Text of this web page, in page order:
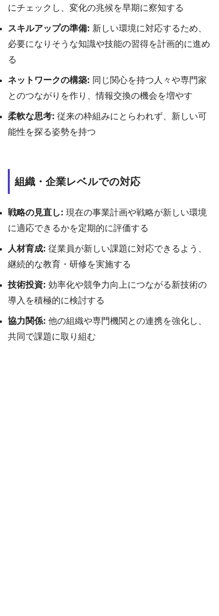
にチェックし、変化の兆候を早期に察知する
スキルアップの準備: 新しい環境に対応するため、
必要になりそうな知識や技能の習得を計画的に進め
る
ネットワークの構築: 同じ関心を持つ人々や専門家
とのつながりを作り、情報交換の機会を増やす
柔軟な思考: 従来の枠組みにとらわれず、新しい可
能性を探る姿勢を持つ
組織・企業レベルでの対応
戦略の見直し: 現在の事業計画や戦略が新しい環境
に適応できるかを定期的に評価する
人材育成: 従業員が新しい課題に対応できるよう、
継続的な教育・研修を実施する
技術投資: 効率化や競争力向上につながる新技術の
導入を積極的に検討する
協力関係: 他の組織や専門機関との連携を強化し、
共同で課題に取り組む